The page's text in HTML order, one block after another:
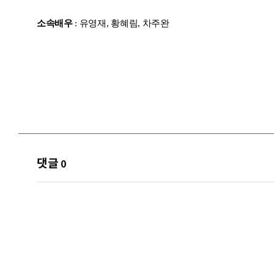
소속배우: 유영재, 황혜림, 차주완
댓글 0